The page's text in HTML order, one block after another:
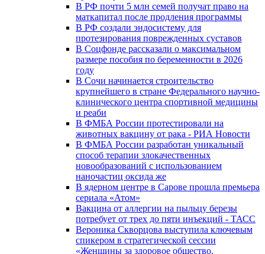
В РФ почти 5 млн семей получат право на
маткапитал после продления программы
В РФ создали эндосистему для
протезирования поврежденных суставов
В Соцфонде рассказали о максимальном
размере пособия по беременности в 2026
году
В Сочи начинается строительство
крупнейшего в стране Федерального научно-
клинического центра спортивной медицины
и реаби
В ФМБА России протестировали на
животных вакцину от рака - РИА Новости
В ФМБА России разработан уникальный
способ терапии злокачественных
новообразований с использованием
наночастиц оксида же
В ядерном центре в Сарове прошла премьера
сериала «Атом»
Вакцина от аллергии на пыльцу березы
потребует от трех до пяти инъекций - ТАСС
Вероника Скворцова выступила ключевым
спикером в стратегической сессии
«Женщины за здоровое общество.